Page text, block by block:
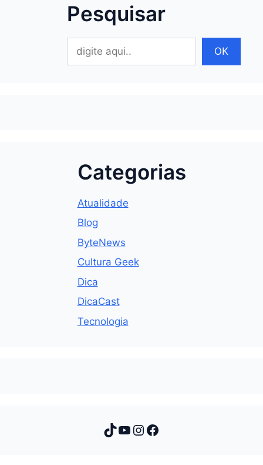
Pesquisar
OK
Categorias
Atualidade
Blog
ByteNews
Cultura Geek
Dica
DicaCast
Tecnologia
TikTok
Youtube
Instagram
Facebook